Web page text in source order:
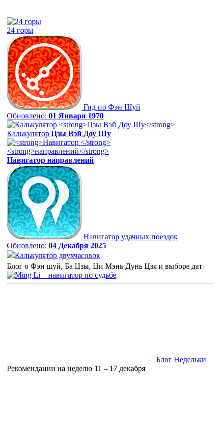
24 горы
Гид по Фэн Шуй
Обновлено: 01 Января 1970
Калькулятор Цзы Вэй Доу Шу
Навигатор направлений
Навигатор удачных поездок
Обновлено: 04 Декабря 2025
Калькулятор двухчасовок
Блог о Фэн шуй, Ба Цзы, Ци Мэнь Дунь Цзя и выборе дат
Блог Недельки
Рекомендации на неделю 11 – 17 декабря